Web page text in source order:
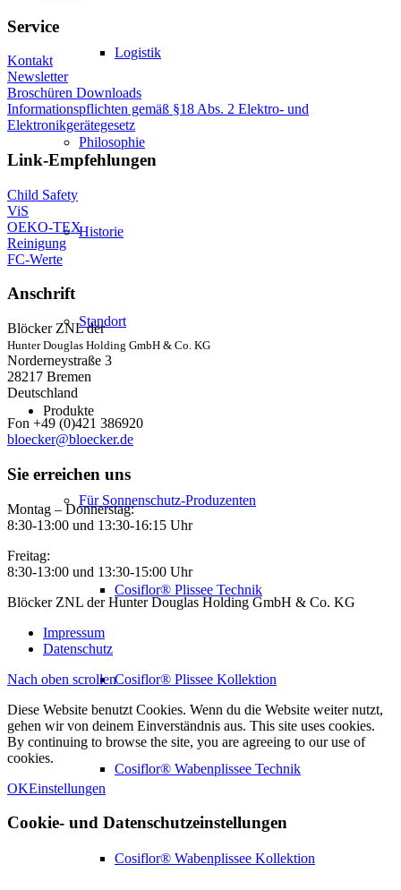
Logistik
Philosophie
Historie
Standort
Produkte
Für Sonnenschutz-Produzenten
Cosiflor® Plissee Technik
Cosiflor® Plissee Kollektion
Cosiflor® Wabenplissee Technik
Cosiflor® Wabenplissee Kollektion
Service
Kontakt
Newsletter
Broschüren Downloads
Informationspflichten gemäß §18 Abs. 2 Elektro- und
Elektronikgerätegesetz
Link-Empfehlungen
Child Safety
ViS
OEKO-TEX
Reinigung
FC-Werte
Anschrift
Blöcker ZNL der
Hunter Douglas Holding GmbH & Co. KG
Norderneystraße 3
28217 Bremen
Deutschland
Fon +49 (0)421 386920
bloecker@bloecker.de
Sie erreichen uns
Montag – Donnerstag:
8:30-13:00 und 13:30-16:15 Uhr
Freitag:
8:30-13:00 und 13:30-15:00 Uhr
Blöcker ZNL der Hunter Douglas Holding GmbH & Co. KG
Impressum
Datenschutz
Nach oben scrollen
Diese Website benutzt Cookies. Wenn du die Website weiter nutzt,
gehen wir von deinem Einverständnis aus. This site uses cookies.
By continuing to browse the site, you are agreeing to our use of
cookies.
OKEinstellungen
Cookie- und Datenschutzeinstellungen